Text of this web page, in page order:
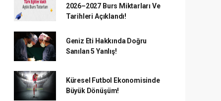
2026–2027 Burs Miktarları Ve
Tarihleri Açıklandı!
Geniz Eti Hakkında Doğru
Sanılan 5 Yanlış!
Küresel Futbol Ekonomisinde
Büyük Dönüşüm!